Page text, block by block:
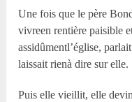
Une fois que le père
vivreen rentière paisible
assidûmentl’église,
laissait rienà dire sur elle.
Puis elle vieillit, elle